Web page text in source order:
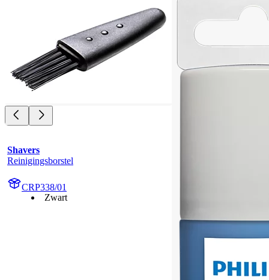
Shavers
Reinigingsborstel
CRP338/01
Zwart